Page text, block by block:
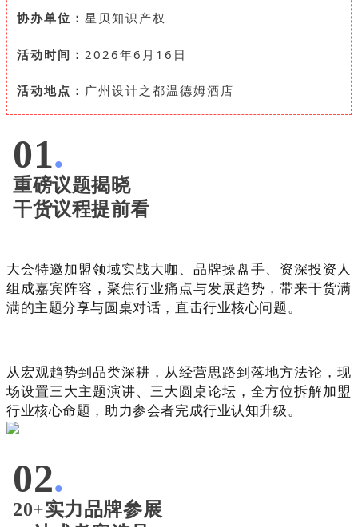
协办单位： 星贝知识产权
活动时间： 2026年6月16日
活动地点： 广州设计之都温德姆酒店
01.
重磅议题揭晓
干货议程提前看
大会特邀加盟领域实战大咖、品牌操盘手、资深投资人
组成嘉宾阵容，聚焦行业痛点与发展趋势，带来干货满
满的主题分享与圆桌对话，直击行业核心问题。
从宏观趋势到品类深耕，从经营思路到落地方法论，现
场设置三大主题演讲、三大圆桌论坛，全方位拆解加盟
行业核心命题，助力参会者完成行业认知升级。
02.
20+实力品牌参展